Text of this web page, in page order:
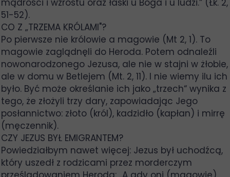
mądrości i wzrostu oraz łaski u Boga i u ludzi.” (Łk. 2,
51-52).
CO Z „TRZEMA KRÓLAMI"?
Po pierwsze nie królowie a magowie (Mt 2, 1). To
magowie zaglądnęli do Heroda. Potem odnaleźli
nowonarodzonego Jezusa, ale nie w stajni w żłobie,
ale w domu w Betlejem (Mt. 2, 11). I nie wiemy ilu ich
było. Być może określanie ich jako „trzech“ wynika z
tego, że złożyli trzy dary, zapowiadając Jego
posłannictwo: złoto (król), kadzidło (kapłan) i mirrę
(męczennik).
CZY JEZUS BYŁ EMIGRANTEM?
Powiedziałbym nawet więcej: Jezus był uchodźcą,
który uszedł z rodzicami przez morderczym